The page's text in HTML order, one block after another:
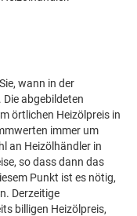
wann in der
abgebildeten
örtlichen Heizölpreis in
immer um
an Heizölhändler in
so dass dann das
Punkt ist es nötig,
Derzeitige
billigen Heizölpreis,